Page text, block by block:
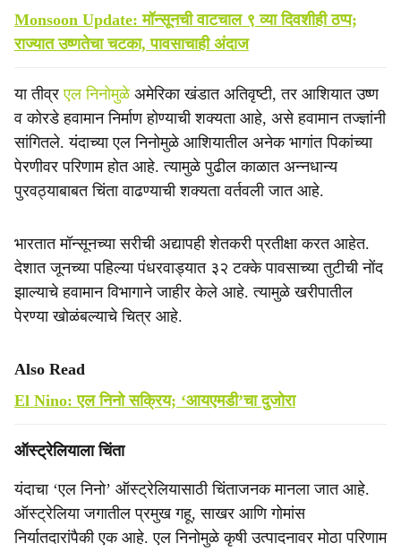
Monsoon Update: मॉन्सूनची वाटचाल ९ व्या दिवशीही ठप्प;
राज्यात उष्णतेचा चटका, पावसाचाही अंदाज
या तीव्रएल निनोमुळे अमेरिका खंडात अतिवृष्टी, तर आशियात उष्ण
व कोरडे हवामान निर्माण होण्याची शक्यता आहे, असे हवामान तज्ज्ञांनी
सांगितले. ​यंदाच्या एल निनोमुळे आशियातील अनेक भागांत पिकांच्या
पेरणीवर परिणाम होत आहे. त्यामुळे पुढील काळात अन्नधान्य
पुरवठ्याबाबत चिंता वाढण्याची शक्यता वर्तवली जात आहे.
भारतात मॉन्सूनच्या सरीची अद्यापही शेतकरी प्रतीक्षा करत आहेत.
देशात जूनच्या पहिल्या पंधरवाड्यात ३२ टक्के पावसाच्या तुटीची नोंद
झाल्याचे हवामान विभागाने जाहीर केले आहे. त्यामुळे खरीपातील
पेरण्या खोळंबल्याचे चित्र आहे.
Also Read
El Nino: एल निनो सक्रिय; ‘आयएमडी’चा दुजोरा
ऑस्ट्रेलियाला चिंता
​यंदाचा ‘एल निनो’ ऑस्ट्रेलियासाठी चिंताजनक मानला जात आहे.
ऑस्ट्रेलिया जगातील प्रमुख गहू, साखर आणि गोमांस
निर्यातदारांपैकी एक आहे. एल निनोमुळे कृषी उत्पादनावर मोठा परिणाम